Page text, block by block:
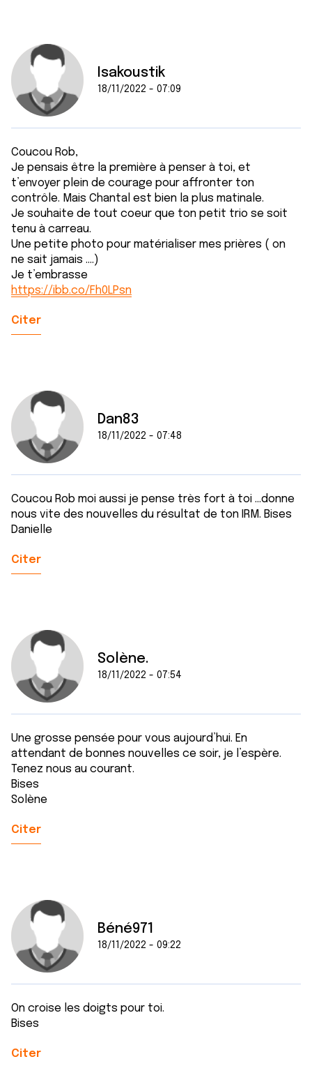
Isakoustik
18/11/2022 - 07:09
Coucou Rob,
Je pensais être la première à penser à toi, et
t’envoyer plein de courage pour affronter ton
contrôle. Mais Chantal est bien la plus matinale.
Je souhaite de tout coeur que ton petit trio se soit
tenu à carreau.
Une petite photo pour matérialiser mes prières ( on
ne sait jamais ….)
Je t’embrasse
https://ibb.co/Fh0LPsn
Citer
Dan83
18/11/2022 - 07:48
Coucou Rob moi aussi je pense très fort à toi ...donne
nous vite des nouvelles du résultat de ton IRM. Bises
Danielle
Citer
Solène.
18/11/2022 - 07:54
Une grosse pensée pour vous aujourd’hui. En
attendant de bonnes nouvelles ce soir, je l’espère.
Tenez nous au courant.
Bises
Solène
Citer
Béné971
18/11/2022 - 09:22
On croise les doigts pour toi.
Bises
Citer